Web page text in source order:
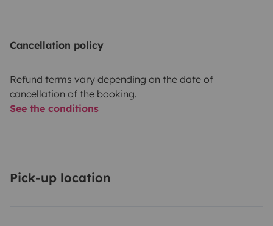
Cancellation policy
Refund terms vary depending on the date of
cancellation of the booking.
See the conditions
Pick-up location